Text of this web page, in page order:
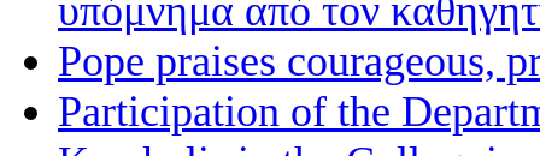
υπόμνημα από τον
Pope praises courageous,
Participation of the